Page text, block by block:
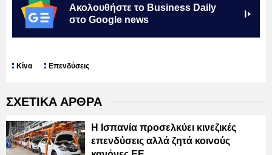
Ακολουθήστε το Business Daily
στο Google news
Κίνα Επενδύσεις
ΣΧΕΤΙΚΑ ΑΡΘΡΑ
Η Ισπανία προσελκύει κινεζικές
επενδύσεις αλλά ζητά κοινούς